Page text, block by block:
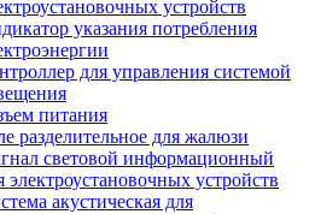
устройств
указания потребления
для управления системой
питания
разделительное для жалюзи
световой информационный
электроустановочных устройств
акустическая для